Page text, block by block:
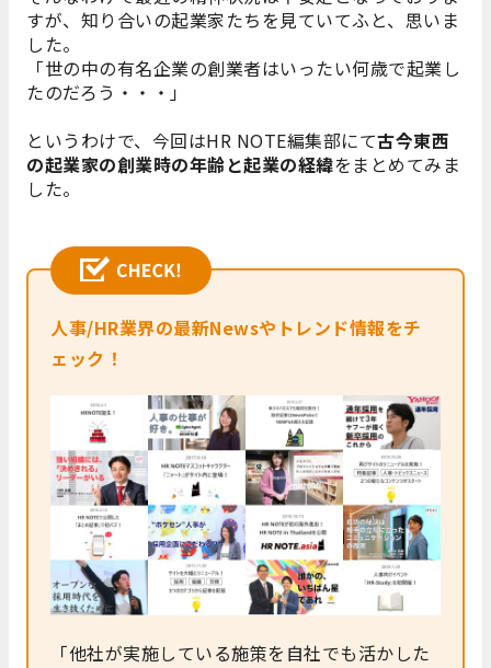
すが、知り合いの起業家たちを見ていてふと、思いま
した。
「世の中の有名企業の創業者はいったい何歳で起業し
たのだろう・・・」
というわけで、今回はHR NOTE編集部にて古今東西
の起業家の創業時の年齢と起業の経緯をまとめてみま
した。
人事/HR業界の最新Newsやトレンド情報をチ
ェック！
「他社が実施している施策を自社でも活かした